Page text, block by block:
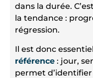
dans la durée.
la tendance :
régression.
Il est donc
référence : jour,
permet d’identifier